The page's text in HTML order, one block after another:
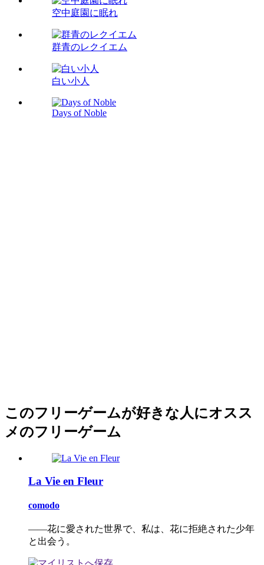
空中庭園に眠れ
群青のレクイエム
白い小人
Days of Noble
このフリーゲームが好きな人にオスス
メのフリーゲーム
La Vie en Fleur
comodo
――花に愛された世界で、私は、花に拒絶された少年
と出会う。